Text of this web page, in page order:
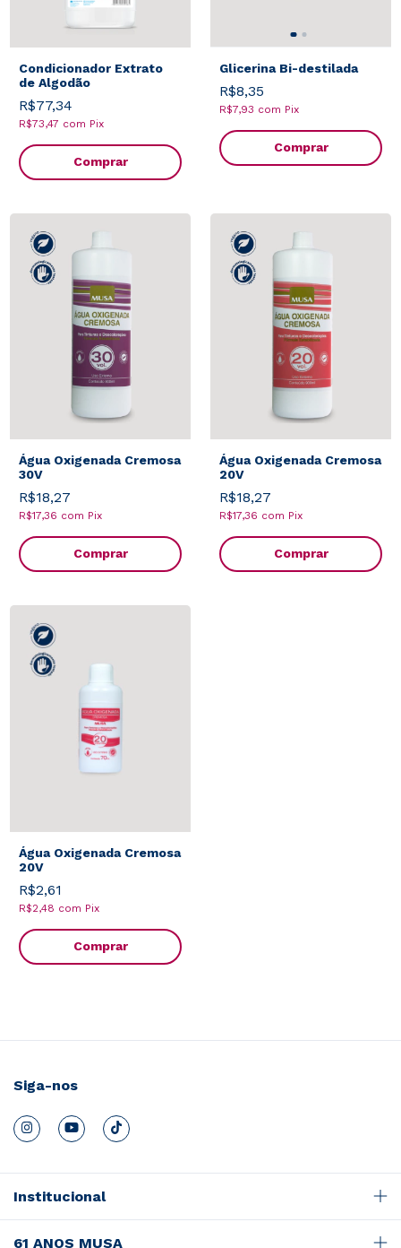
Condicionador Extrato
de Algodão
R$77,34
R$73,47 com Pix
Comprar
Glicerina Bi-destilada
R$8,35
R$7,93 com Pix
Comprar
Água Oxigenada Cremosa
30V
R$18,27
R$17,36 com Pix
Comprar
Água Oxigenada Cremosa
20V
R$18,27
R$17,36 com Pix
Comprar
Água Oxigenada Cremosa
20V
R$2,61
R$2,48 com Pix
Comprar
Siga-nos
Institucional
61 ANOS MUSA